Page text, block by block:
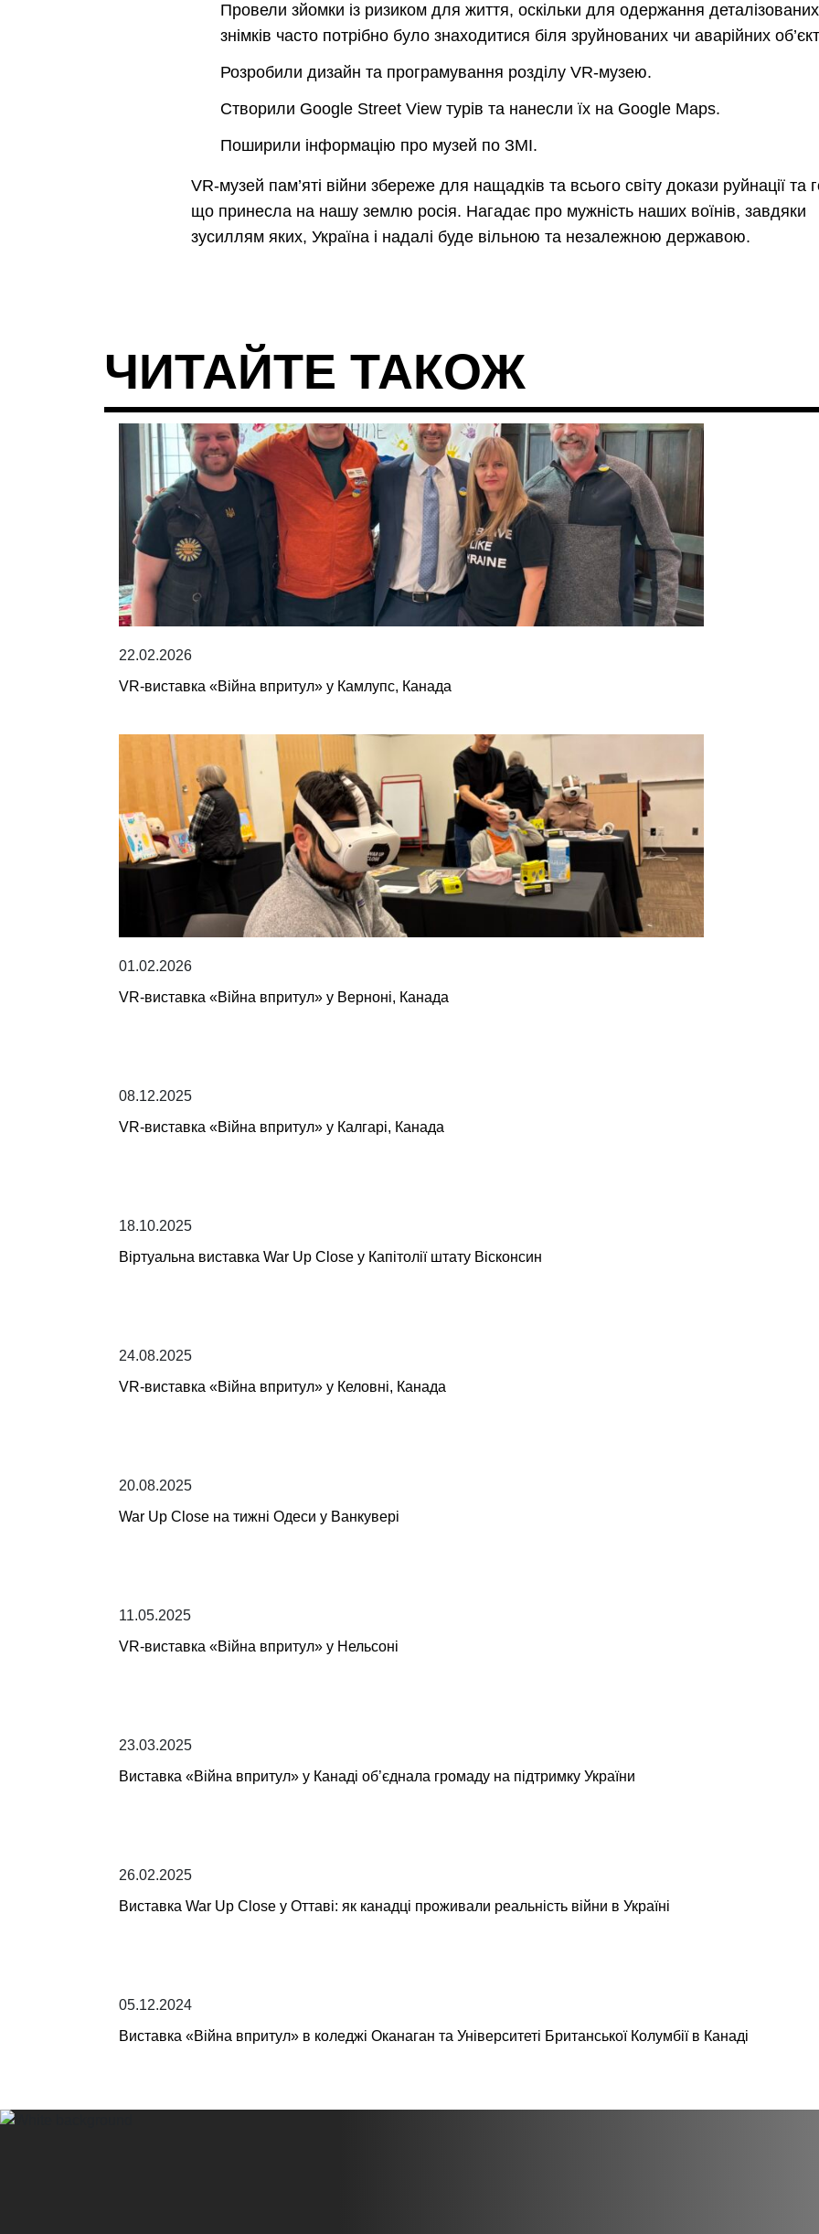
Провели зйомки із ризиком для життя, оскільки для одержання деталізованих
знімків часто потрібно було знаходитися біля зруйнованих чи аварійних
Розробили дизайн та програмування розділу VR-музею.
Створили Google Street View турів та нанесли їх на Google Maps.
Поширили інформацію про музей по ЗМІ.
VR-музей пам’яті війни збереже для нащадків та всього світу докази руйнації та
що принесла на нашу землю росія. Нагадає про мужність наших воїнів, завдяки
зусиллям яких, Україна і надалі буде вільною та незалежною державою.
ЧИТАЙТЕ ТАКОЖ
22.02.2026
VR-виставка «Війна впритул» у Камлупс, Канада
01.02.2026
VR-виставка «Війна впритул» у Верноні, Канада
08.12.2025
VR-виставка «Війна впритул» у Калгарі, Канада
18.10.2025
Віртуальна виставка War Up Close у Капітолії штату Вісконсин
24.08.2025
VR-виставка «Війна впритул» у Келовні, Канада
20.08.2025
War Up Close на тижні Одеси у Ванкувері
11.05.2025
VR-виставка «Війна впритул» у Нельсоні
23.03.2025
Виставка «Війна впритул» у Канаді об’єднала громаду на підтримку України
26.02.2025
Виставка War Up Close у Оттаві: як канадці проживали реальність війни в Україні
05.12.2024
Виставка «Війна впритул» в коледжі Оканаган та Університеті Британської Колумбії в Канаді